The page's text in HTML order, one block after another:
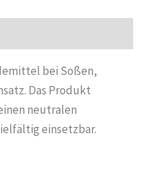
bei Soßen,
Das Produkt
neutralen
einsetzbar.